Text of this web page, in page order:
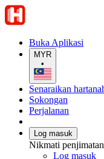
Buka Aplikasi
MYR
•
Senaraikan
Sokongan
Perjalanan
Log masuk
Nikmati
Log masuk